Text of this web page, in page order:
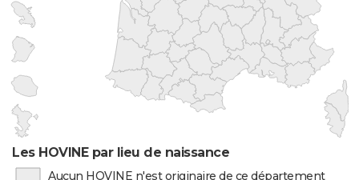
Les HOVINE par lieu de naissance
Aucun HOVINE n'est originaire de ce département